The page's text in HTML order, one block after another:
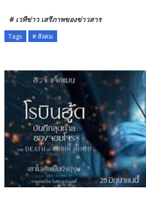
# เวทีข่าว เสรีภาพของข่าวสาร
Tags # สังคม